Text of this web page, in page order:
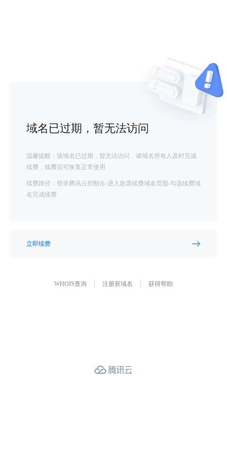
域名已过期，暂无法访问
温馨提醒：该域名已过期，暂无法访问，请域名所有人及时完成
续费，续费后可恢复正常使用
续费路径：登录腾讯云控制台-进入急需续费域名页面-勾选续费域
名完成续费
立即续费
WHOIS查询 注册新域名 获得帮助